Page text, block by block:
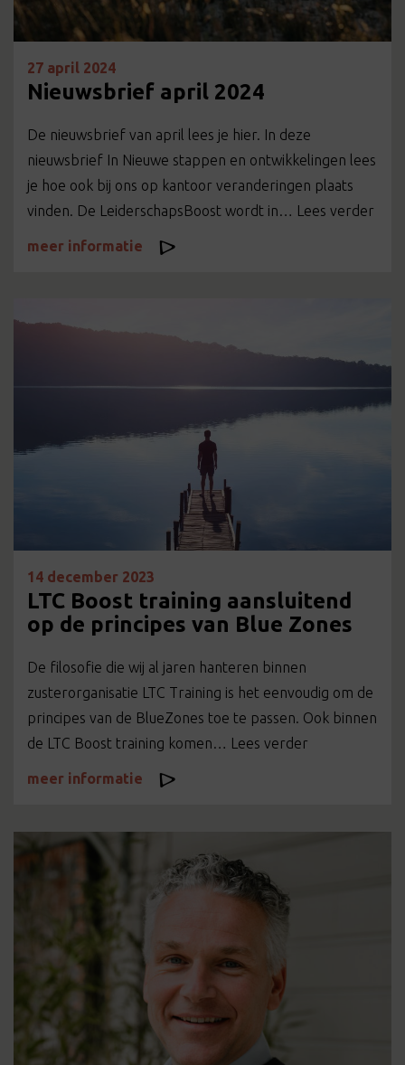
27 april 2024
Nieuwsbrief april 2024
De nieuwsbrief van april lees je hier. In deze
nieuwsbrief In Nieuwe stappen en ontwikkelingen lees
je hoe ook bij ons op kantoor veranderingen plaats
vinden. De LeiderschapsBoost wordt in… Lees verder
meer informatie
14 december 2023
LTC Boost training aansluitend
op de principes van Blue Zones
De filosofie die wij al jaren hanteren binnen
zusterorganisatie LTC Training is het eenvoudig om de
principes van de BlueZones toe te passen. Ook binnen
de LTC Boost training komen… Lees verder
meer informatie